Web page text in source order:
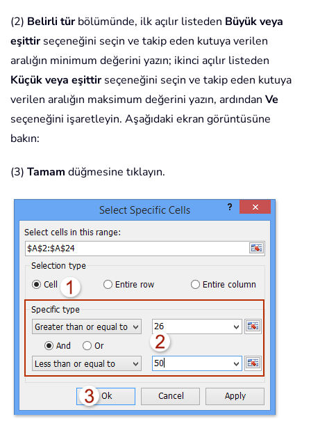
(2) Belirli türbölümünde, ilk açılır listeden Büyük veya
eşittirseçeneğini seçin ve takip eden kutuya verilen
aralığın minimum değerini yazın; ikinci açılır listeden
Küçük veya eşittirseçeneğini seçin ve takip eden kutuya
verilen aralığın maksimum değerini yazın, ardından Ve
seçeneğini işaretleyin. Aşağıdaki ekran görüntüsüne
bakın:
(3) Tamam düğmesine tıklayın.